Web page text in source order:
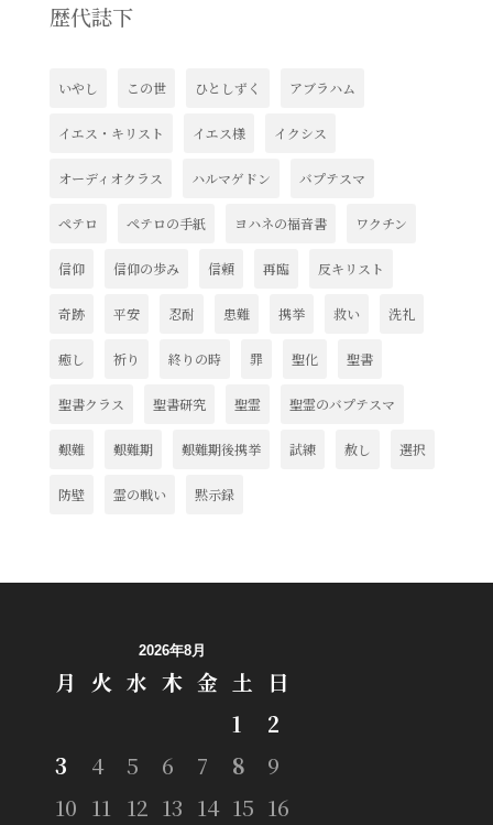
歴代誌下
いやし この世 ひとしずく アブラハム
イエス・キリスト イエス様 イクシス
オーディオクラス ハルマゲドン バプテスマ
ペテロ ペテロの手紙 ヨハネの福音書 ワクチン
信仰 信仰の歩み 信頼 再臨 反キリスト
奇跡 平安 忍耐 患難 携挙 救い 洗礼
癒し 祈り 終りの時 罪 聖化 聖書
聖書クラス 聖書研究 聖霊 聖霊のバプテスマ
艱難 艱難期 艱難期後携挙 試練 赦し 選択
防壁 霊の戦い 黙示録
2026年8月
月 火 水 木 金 土
日
1
2
3
4 5 6 7 8
9
10 11 12 13 14 15 16